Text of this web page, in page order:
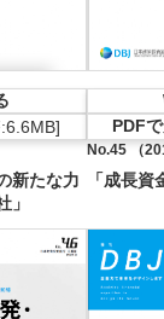
ァイルが新規ウィ
PDF
新たな力
」
No.45 （
「成長資